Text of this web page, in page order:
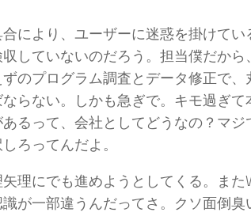
により、ユーザーに迷惑を掛けてい
していないのだろう。担当僕だから
のプログラム調査とデータ修正で、
らない。しかも急ぎで。キモ過ぎて
るって、会社としてどうなの？マ
ろってんだよ。
理にでも進めようとしてくる。また
が一部違うんだってさ。クソ面倒臭